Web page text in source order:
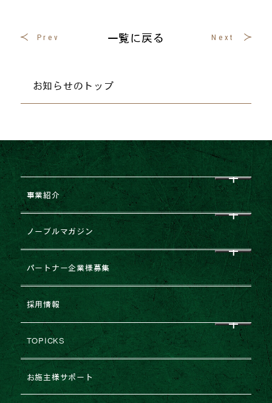
Prev 一覧に戻る Next
お知らせのトップ
事業紹介
CEO挨拶
企業理念
会社概要
グループ企業一覧
沿革・変遷
ESGの取り組み
ノーブルマガジン
すべて
NEWS
レポート
パートナー企業様募集
企業提携・M&Aのご相談
建築協力業者様募集
不動産売却
法人のお客様専用お問い合わせ
採用情報
TOPICKS
2026年
お施主様サポート